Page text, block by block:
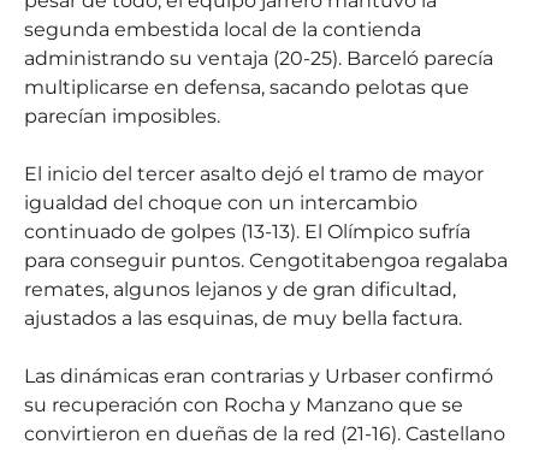
segunda embestida local de la contienda
administrando su ventaja (20-25). Barceló parecía
multiplicarse en defensa, sacando pelotas que
parecían imposibles.
El inicio del tercer asalto dejó el tramo de mayor
igualdad del choque con un intercambio
continuado de golpes (13-13). El Olímpico sufría
para conseguir puntos. Cengotitabengoa regalaba
remates, algunos lejanos y de gran dificultad,
ajustados a las esquinas, de muy bella factura.
Las dinámicas eran contrarias y Urbaser confirmó
su recuperación con Rocha y Manzano que se
convirtieron en dueñas de la red (21-16). Castellano